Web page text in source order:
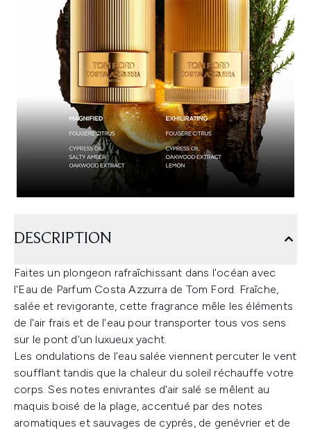
DESCRIPTION
Faites un plongeon rafraîchissant dans l'océan avec
l'Eau de Parfum Costa Azzurra de Tom Ford. Fraîche,
salée et revigorante, cette fragrance mêle les éléments
de l'air frais et de l'eau pour transporter tous vos sens
sur le pont d'un luxueux yacht.
Les ondulations de l'eau salée viennent percuter le vent
soufflant tandis que la chaleur du soleil réchauffe votre
corps. Ses notes enivrantes d'air salé se mêlent au
maquis boisé de la plage, accentué par des notes
aromatiques et sauvages de cyprès, de genévrier et de